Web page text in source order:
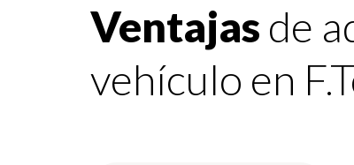
Ventajas de
vehículo en